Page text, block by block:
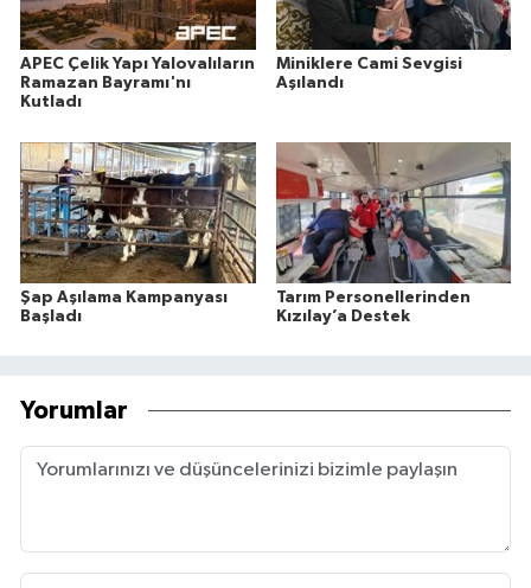
APEC Çelik Yapı Yalovalıların
Ramazan Bayramı'nı
Kutladı
Miniklere Cami Sevgisi
Aşılandı
Şap Aşılama Kampanyası
Başladı
Tarım Personellerinden
Kızılay’a Destek
Yorumlar